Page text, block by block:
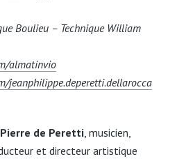
Boulieu – Technique William
almatinvio
jeanphilippe.deperetti.dellarocca
de Peretti, musicien,
et directeur artistique